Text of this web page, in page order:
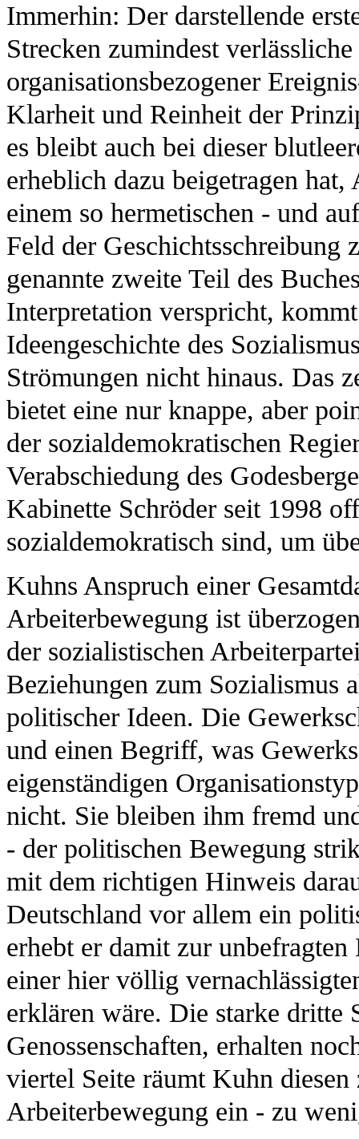
Immerhin: Der darstellende
Strecken zumindest
organisationsbezogener
Klarheit und Reinheit der
es bleibt auch bei dieser
erheblich dazu beigetragen
einem so hermetischen - und
Feld der
genannte zweite Teil des
Interpretation verspricht,
Ideengeschichte des
Strömungen nicht hinaus. Das
bietet eine nur knappe, aber
der sozialdemokratischen
Verabschiedung des
Kabinette Schröder seit 1998
sozialdemokratisch sind, um
Kuhns Anspruch einer
Arbeiterbewegung ist
der sozialistischen
Beziehungen zum Sozialismus
politischer Ideen. Die
und einen Begriff, was
eigenständigen
nicht. Sie bleiben ihm fremd
- der politischen Bewegung
mit dem richtigen Hinweis
Deutschland vor allem ein
erhebt er damit zur
einer hier völlig
erklären wäre. Die starke dritte
Genossenschaften, erhalten
viertel Seite räumt Kuhn diesen
Arbeiterbewegung ein - zu